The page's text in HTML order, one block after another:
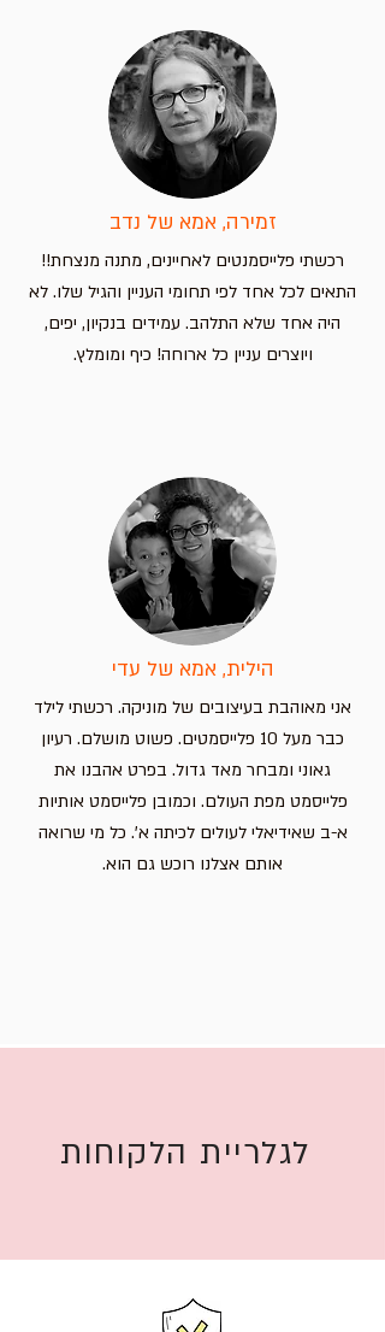
זמירה, אמא של נדב
רכשתי פלייסמנטים לאחיינים, מתנה מנצחת!!
התאים לכל אחד לפי תחומי העניין והגיל שלו. לא
היה אחד שלא התלהב. עמידים בנקיון, יפים,
ויוצרים עניין כל ארוחה! כיף ומומלץ.
הילית, אמא של עדי
אני מאוהבת בעיצובים של מוניקה. רכשתי לילד
כבר מעל 10 פלייסמטים. פשוט מושלם. רעיון
גאוני ומבחר מאד גדול. בפרט אהבנו את
פלייסמט מפת העולם. וכמובן פלייסמט אותיות
א-ב שאידיאלי לעולים לכיתה א'. כל מי שרואה
אותם אצלנו רוכש גם הוא.
לגלריית הלקוחות